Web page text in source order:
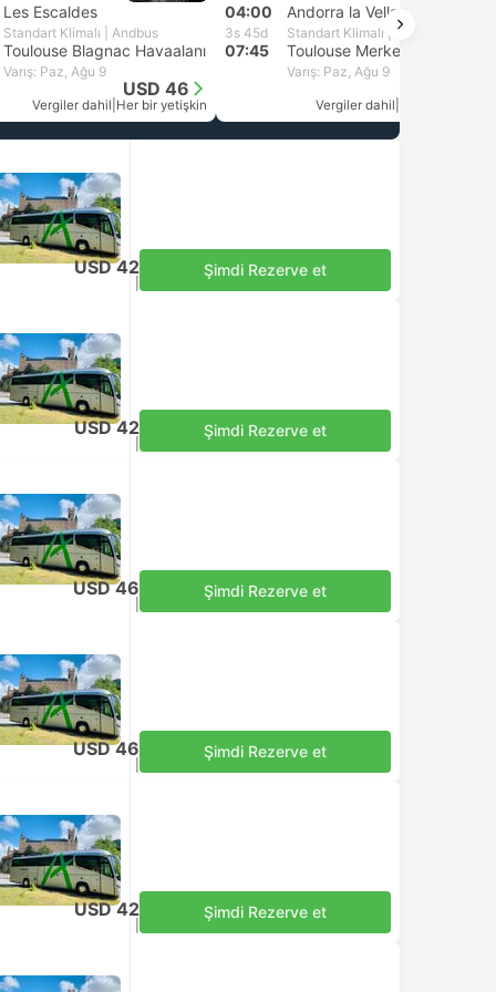
Les Escaldes
Standart Klimalı | Andbus
Toulouse Blagnac Havaalanı
Varış: Paz, Ağu 9
USD 46
Vergiler dahil Her bir yetişkin
04:00 Andorra la Vella
3s 45d Standart Klimalı | Andbus
07:45 Toulouse Merkez
Varış: Paz, Ağu 9
Vergiler dahil
USD 42
Vergiler dahil
Her bir yetişkin
Şimdi Rezerve et
USD 42
Vergiler dahil
Her bir yetişkin
Şimdi Rezerve et
USD 46
Vergiler dahil
Her bir yetişkin
Şimdi Rezerve et
USD 46
Vergiler dahil
Her bir yetişkin
Şimdi Rezerve et
USD 42
Vergiler dahil
Her bir yetişkin
Şimdi Rezerve et